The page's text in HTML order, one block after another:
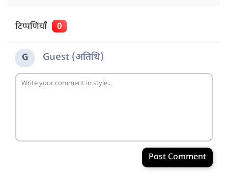
टिप्पणियाँ 0
G Guest (अतिथि)
Post Comment